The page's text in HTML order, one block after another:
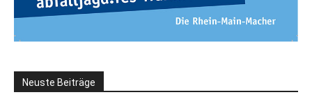
Neuste Beiträge